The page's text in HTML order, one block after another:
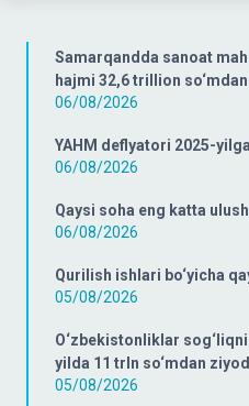
Samarqandda sanoat
hajmi 32,6 trillion
06/08/2026
YAHM deflyatori 2025-
06/08/2026
Qaysi soha eng katta
06/08/2026
Qurilish ishlari bo‘yicha
05/08/2026
O‘zbekistonliklar
yilda 11 trln so‘mdan
05/08/2026